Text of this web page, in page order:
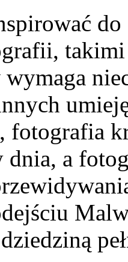
fotografia
a